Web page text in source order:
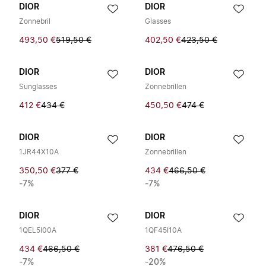
DIOR
Zonnebril
493,50 €519,50 €
DIOR
Glasses
402,50 €423,50 €
DIOR
Sunglasses
412 €434 €
DIOR
Zonnebrillen
450,50 €474 €
DIOR
1JR44X10A
350,50 €377 €
-7%
DIOR
Zonnebrillen
434 €466,50 €
-7%
DIOR
1QEL5I00A
434 €466,50 €
-7%
DIOR
1QF45I10A
381 €476,50 €
-20%